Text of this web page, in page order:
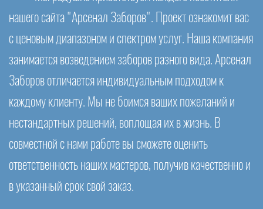
нашего сайта "Арсенал Заборов". Проект ознакомит вас
с ценовым диапазоном и спектром услуг. Наша компания
занимается возведением заборов разного вида. Арсенал
Заборов отличается индивидуальным подходом к
каждому клиенту. Мы не боимся ваших пожеланий и
нестандартных решений, воплощая их в жизнь. В
совместной с нами работе вы сможете оценить
ответственность наших мастеров, получив качественно и
в указанный срок свой заказ.